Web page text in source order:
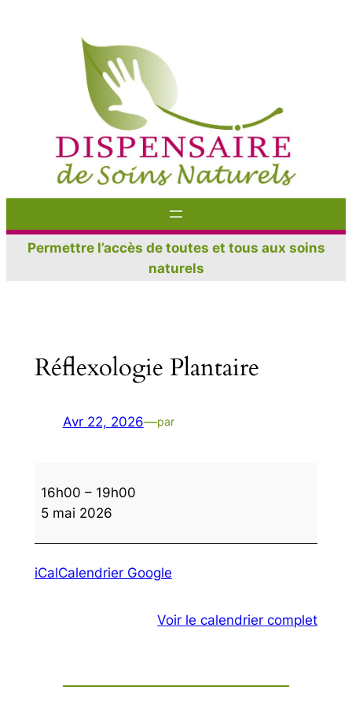
Permettre l’accès de toutes et tous aux soins
naturels
Réflexologie Plantaire
Avr 22, 2026—par
Plantaire
16h00 – 19h00
5 mai 2026
iCalCalendrier Google
Voir le calendrier complet